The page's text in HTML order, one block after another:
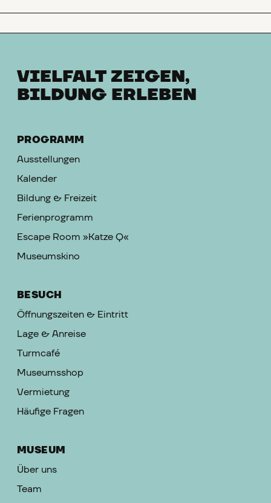
VIELFALT ZEIGEN,
BILDUNG ERLEBEN
PROGRAMM
Ausstellungen
Kalender
Bildung & Freizeit
Ferienprogramm
Escape Room »Katze Q«
Museumskino
BESUCH
Öffnungszeiten & Eintritt
Lage & Anreise
Turmcafé
Museumsshop
Vermietung
Häufige Fragen
MUSEUM
Über uns
Team